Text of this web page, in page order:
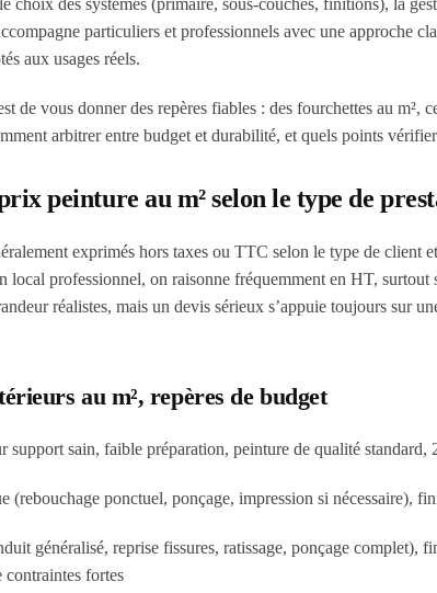
choix des systèmes (primaire, sous-couches, finitions), la
particuliers et professionnels avec une approche
aux usages réels.
de vous donner des repères fiables : des fourchettes au
arbitrer entre budget et durabilité, et quels points
peinture au m² selon le type de
exprimés hors taxes ou TTC selon le type de client
local professionnel, on raisonne fréquemment en HT,
réalistes, mais un devis sérieux s’appuie toujours sur
au m², repères de budget
support sain, faible préparation, peinture de qualité standard,
(rebouchage ponctuel, ponçage, impression si nécessaire),
généralisé, reprise fissures, ratissage, ponçage complet),
contraintes fortes